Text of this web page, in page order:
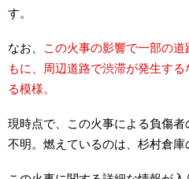
す。
なお、
この火事の影響で一部の
もに、周辺道路で渋滞が発生す
る模様。
現時点で、この火事による負傷
不明。燃えているのは、杉村倉庫